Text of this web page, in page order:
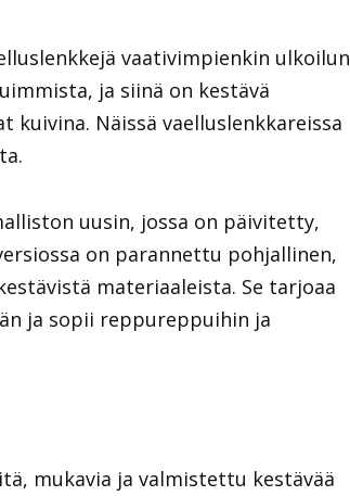
vaativimpienkin ulkoilun
ja siinä on kestävä
kuivina. Näissä vaelluslenkkareissa
uusin, jossa on päivitetty,
on parannettu pohjallinen,
materiaaleista. Se tarjoaa
ja sopii reppureppuihin ja
mukavia ja valmistettu kestävää